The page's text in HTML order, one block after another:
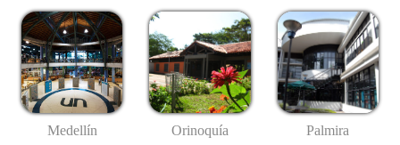
Medellín Orinoquía Palmira